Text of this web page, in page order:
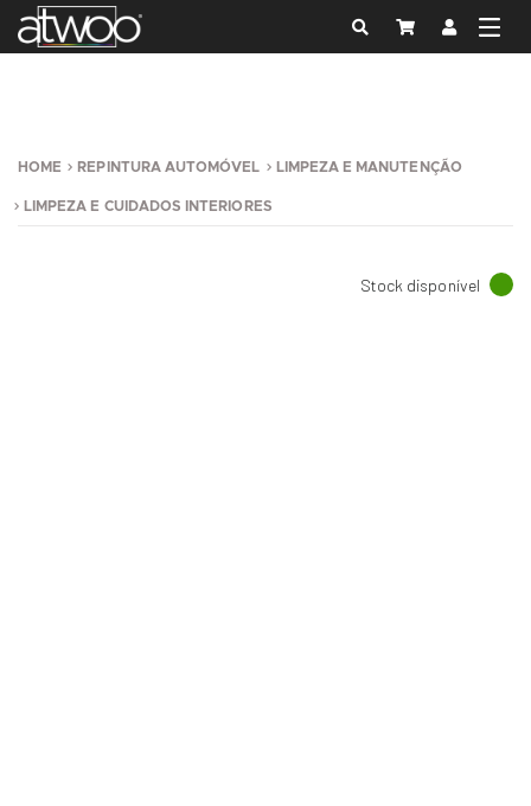
HOME REPINTURA AUTOMÓVEL LIMPEZA E MANUTENÇÃO
LIMPEZA E CUIDADOS INTERIORES
Stock disponível